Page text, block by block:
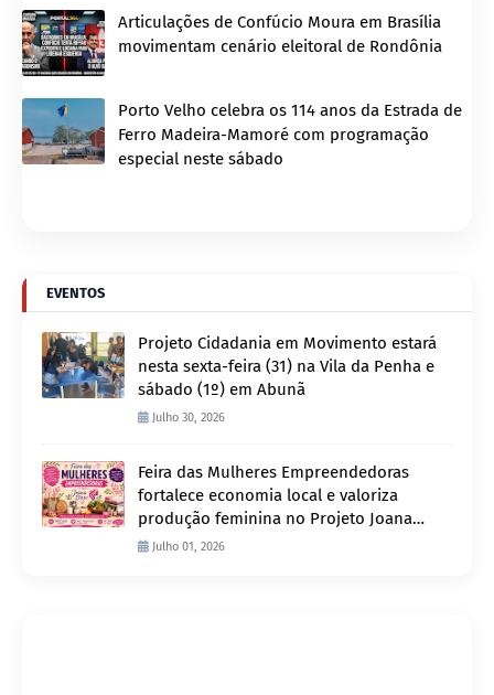
Articulações de Confúcio Moura em Brasília
movimentam cenário eleitoral de Rondônia
Porto Velho celebra os 114 anos da Estrada de
Ferro Madeira-Mamoré com programação
especial neste sábado
EVENTOS
Projeto Cidadania em Movimento estará
nesta sexta-feira (31) na Vila da Penha e
sábado (1º) em Abunã
Julho 30, 2026
Feira das Mulheres Empreendedoras
fortalece economia local e valoriza
produção feminina no Projeto Joana
D’Arc
Julho 01, 2026